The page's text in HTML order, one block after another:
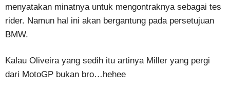
menyatakan minatnya untuk mengontraknya sebagai tes
rider. Namun hal ini akan bergantung pada persetujuan
BMW.
Kalau Oliveira yang sedih itu artinya Miller yang pergi
dari MotoGP bukan bro…hehee